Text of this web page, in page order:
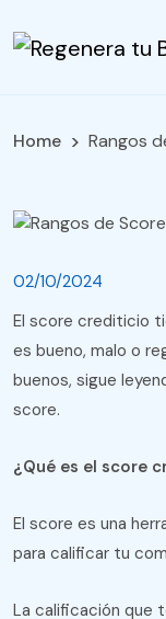
Home Rangos
02/10/2024
El score crediticio
es bueno, malo o
buenos, sigue
score.
¿Qué es el score
El score es una
para calificar tu
La calificación que